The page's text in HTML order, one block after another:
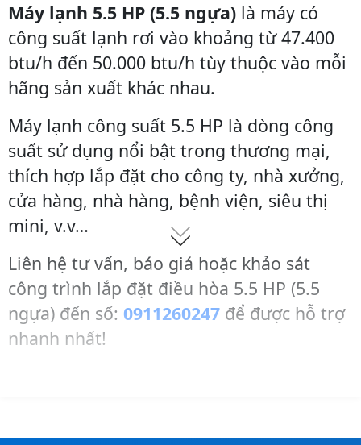
Máy lạnh 5.5 HP (5.5 ngựa) là máy có
công suất lạnh rơi vào khoảng từ 47.400
btu/h đến 50.000 btu/h tùy thuộc vào mỗi
hãng sản xuất khác nhau.
Máy lạnh công suất 5.5 HP là dòng công
suất sử dụng nổi bật trong thương mại,
thích hợp lắp đặt cho công ty, nhà xưởng,
cửa hàng, nhà hàng, bệnh viện, siêu thị
mini, v.v…
Liên hệ tư vấn, báo giá hoặc khảo sát
công trình lắp đặt điều hòa 5.5 HP (5.5
ngựa) đến số: 0911260247 để được hỗ trợ
nhanh nhất!